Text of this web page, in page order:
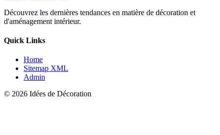
Découvrez les dernières tendances en matière de décoration et
d'aménagement intérieur.
Quick Links
Home
Sitemap XML
Admin
© 2026 Idées de Décoration